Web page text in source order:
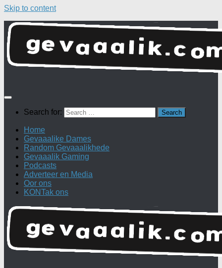
Skip to content
Search for:
Home
Gevaaalike Dames
Random Gevaaalikhede
Gevaaalik Gaming
Podcasts
Adverteer en Media
Oor ons
KONTak ons